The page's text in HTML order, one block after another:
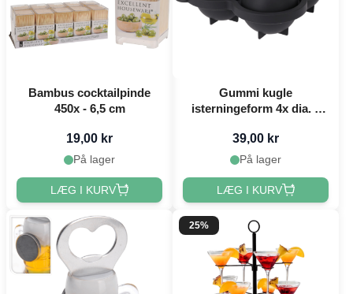
Bambus cocktailpinde
450x - 6,5 cm
19,00 kr
På lager
LÆG I KURV
Gummi kugle
isterningeform 4x dia. 7
39,00 kr
På lager
LÆG I KURV
25%